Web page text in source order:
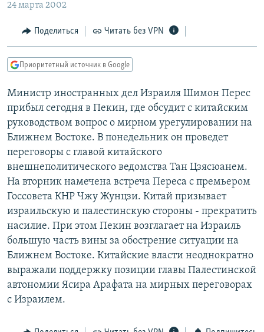
Вернутся
поискуСЕВЕР.РЕАЛИИ
СИБИРЬ.РЕАЛИИ
ПОДПИШИТЕСЬ НА РАССЫЛКУ
СОЦИАЛЬНЫЕ СЕТИ
Все сайты РСЕ/РС
24 марта 2002
Поделиться Читать без VPN
Приоритетный источник в Google
Министр иностранных дел Израиля Шимон Перес
прибыл сегодня в Пекин, где обсудит с китайским
руководством вопрос о мирном урегулировании на
Ближнем Востоке. В понедельник он проведет
переговоры с главой китайского
внешнеполитического ведомства Тан Цзясюанем.
На вторник намечена встреча Переса с премьером
Госсовета КНР Чжу Жунцзи. Китай призывает
израильскую и палестинскую стороны - прекратить
насилие. При этом Пекин возглагает на Израиль
большую часть вины за обострение ситуации на
Ближнем Востоке. Китайские власти неоднократно
выражали поддержку позиции главы Палестинской
автономии Ясира Арафата на мирных переговорах
с Израилем.